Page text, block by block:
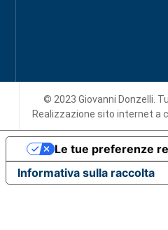
© 2023 Giovanni Donzelli.
Realizzazione sito interneta
Informativa sulla raccolta
Le tue preferenze